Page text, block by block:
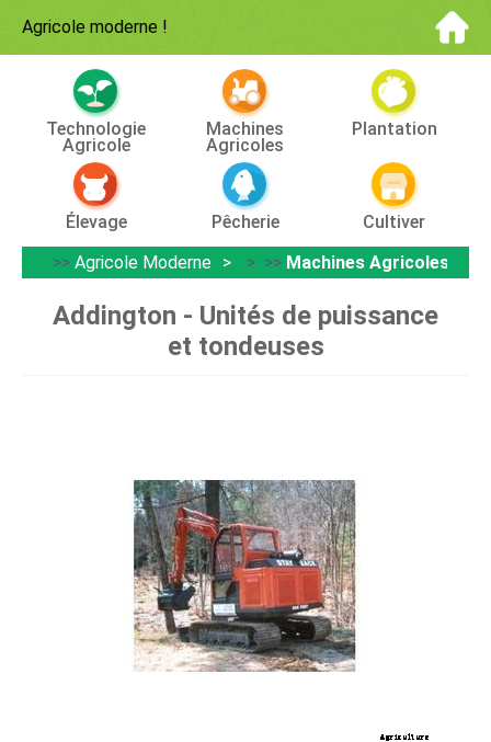
Agricole moderne !
Technologie
Agricole
Machines
Agricoles
Plantation
Élevage Pêcherie
Cultiver
>> Agricole Moderne > >> Machines Agricoles
Addington - Unités de puissance
et tondeuses